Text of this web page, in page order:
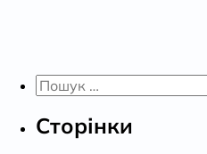
Пошук:
Сторінки